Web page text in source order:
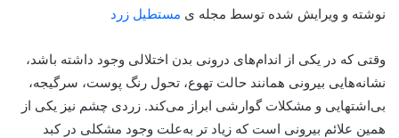
نوشته و ویرایش شده توسط مجله ی مستطیل زرد
وقتی که در یکی از اندام‌های درونی بدن اختلالی وجود داشته باشد،
نشانه‌هایی بیرونی همانند حالت تهوع، تحول رنگ پوست، سرگیجه،
بی‌اشتهایی و مشکلات گوارشی ابراز می‌کند. زردی چشم نیز یکی از
همین علائم بیرونی است که زیاد تر به‌علت وجود مشکلی در کبد